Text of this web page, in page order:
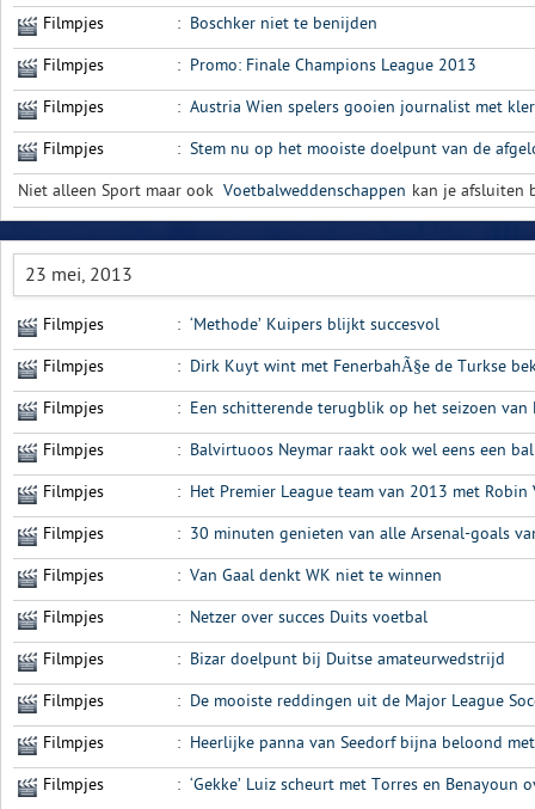
Filmpjes : Boschker niet te benijden
Filmpjes : Promo: Finale Champions League 2013
Filmpjes : Austria Wien spelers gooien journalist met
Filmpjes : Stem nu op het mooiste doelpunt van de
Niet alleen Sport maar ook Voetbalweddenschappen kan je afsluiten
23 mei, 2013
Filmpjes : ‘Methode’ Kuipers blijkt succesvol
Filmpjes : Dirk Kuyt wint met FenerbahÃ§e de Turkse
Filmpjes : Een schitterende terugblik op het seizoen van
Filmpjes : Balvirtuoos Neymar raakt ook wel eens een
Filmpjes : Het Premier League team van 2013 met Robin
Filmpjes : 30 minuten genieten van alle Arsenal-goals
Filmpjes : Van Gaal denkt WK niet te winnen
Filmpjes : Netzer over succes Duits voetbal
Filmpjes : Bizar doelpunt bij Duitse amateurwedstrijd
Filmpjes : De mooiste reddingen uit de Major League
Filmpjes : Heerlijke panna van Seedorf bijna beloond
Filmpjes : ‘Gekke’ Luiz scheurt met Torres en Benayoun